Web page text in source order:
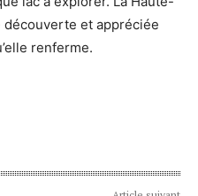
découverte et appréciée
renferme.